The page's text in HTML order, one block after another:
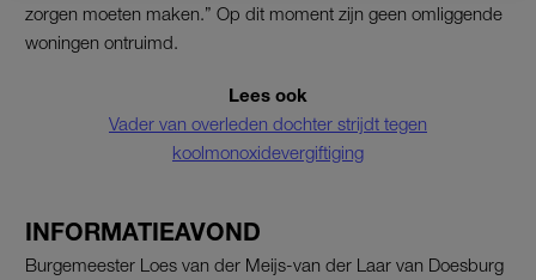
zorgen moeten maken.” Op dit moment zijn geen omliggende
woningen ontruimd.
Lees ook
Vader van overleden dochter strijdt tegen
koolmonoxidevergiftiging
INFORMATIEAVOND
Burgemeester Loes van der Meijs-van der Laar van Doesburg